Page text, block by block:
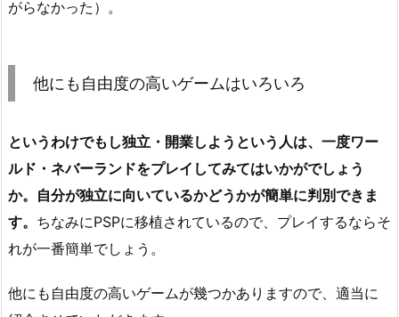
がらなかった）。
他にも自由度の高いゲームはいろいろ
というわけでもし独立・開業しようという人は、一度ワー
ルド・ネバーランドをプレイしてみてはいかがでしょう
か。自分が独立に向いているかどうかが簡単に判別できま
す。 ちなみにPSPに移植されているので、プレイするならそ
れが一番簡単でしょう。
他にも自由度の高いゲームが幾つかありますので、適当に